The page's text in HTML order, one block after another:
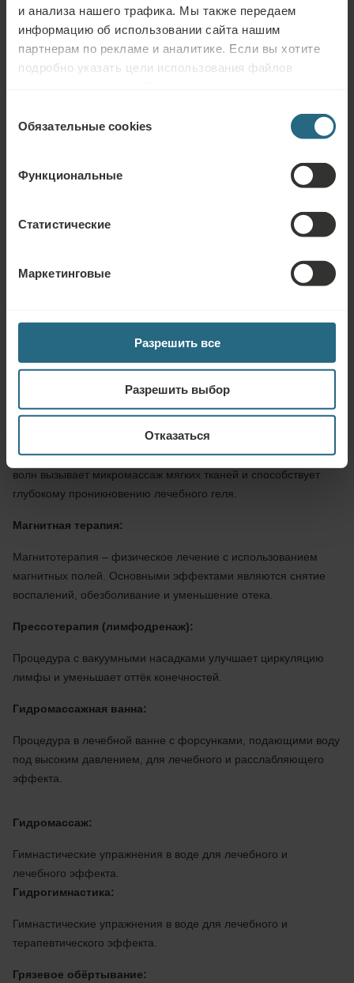
и анализа нашего трафика. Мы также передаем
информацию об использовании сайта нашим
партнерам по рекламе и аналитике. Если вы хотите
подробно указать цели использования файлов
используйте кнопку «Разрешить всё».
согласия
Обязательные cookies
Функциональные
Статистические
Маркетинговые
Разрешить все
Разрешить выбор
Отказаться
путей
воспаления в полости рта – пародонтит, афты,
гингивит и т. д.
Лечение электрическим током:
миорелаксирующим, обезболивающим и регенеративным
Электроимпульсные стимуляции:
Стимуляция электрическими импульсами определенного
нерва периферической нервной системы. Улучшает трофику
поврежденного нерва и нейротрантрансмиссию.
Слаботочная обработка с использованием ультразвуковых
волн вызывает микромассаж мягких тканей и способствует
глубокому проникновению лечебного геля.
Mагнитная терапия:
Магнитотерапия – физическое лечение с использованием
магнитных полей. Основными эффектами являются снятие
воспалений, обезболивание и уменьшение отека.
Прессотерапия (лимфодренаж):
Процедура с вакуумными насадками улучшает циркуляцию
лимфы и уменьшает оттёк конечностей.
Гидромассажная ванна:
Процедура в лечебной ванне с форсунками, подающими воду
под высоким давлением, для лечебного и расслабляющего
эффекта.
Гидромассаж:
Гимнастические упражнения в воде для лечебного и
лечебного эффекта.
Гидрогимнастика:
Гимнастические упражнения в воде для лечебного и
терапевтического эффекта.
Грязевое обёртывание: